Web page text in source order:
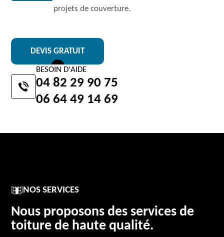
projets de couverture.
DEVIS GRATUIT
BESOIN D'AIDE
04 82 29 90 75
06 64 49 14 69
NOS SERVICES
Nous proposons des services de
toiture de haute qualité.